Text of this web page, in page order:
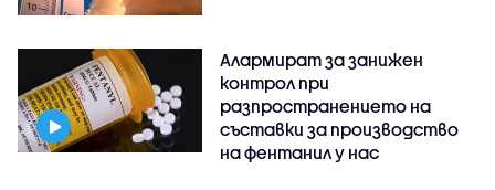
Алармират за занижен
контрол при
разпространението на
съставки за производство
на фентанил у нас